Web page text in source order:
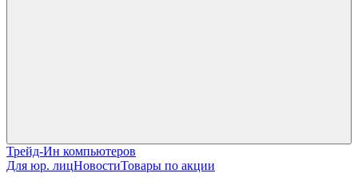
Трейд-Ин компьютеров
Для юр. лицНовостиТовары по акции